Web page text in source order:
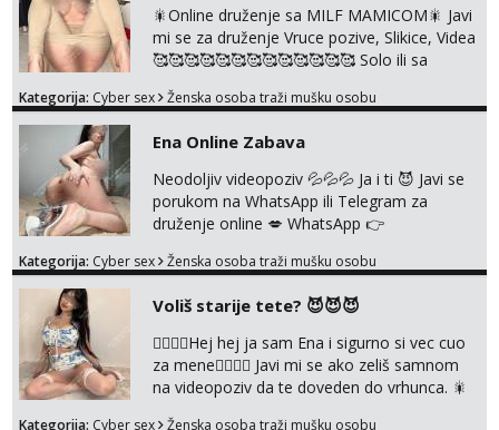
Volim vruće u porukama uz pokoju fotku.
Radim slikice i videa po tvojoj želji te imam
raznih mater...
🎇Online druženje sa MILF MAMICOM🎇 Javi
mi se za druženje Vruce pozive, Slikice, Videa
🥰🥰🥰🥰🥰🥰🥰🥰🥰🥰🥰🥰🥰 Solo ili sa
WhatsApp ili Telegram WhatsApp 👉
@enafriedrichkis 🤬NE RADIM SASTANKE I
DRUZENJA UZIVO🤬
Kategorija: Cyber sex Ženska osoba traži mušku osobu
Ena Online Zabava
Neodoljiv videopoziv 💦💦💦 Ja i ti 😈 Javi se
porukom na WhatsApp ili Telegram za
druženje online 💋 WhatsApp 👉
@enafriedrichkis NEE radimo sastnke uzivo
Kategorija: Cyber sex Ženska osoba traži mušku osobu
Voliš starije tete? 😈😈😈
❤️‍🔥❤️‍🔥Hej hej ja sam Ena i sigurno si vec cuo
za mene❤️‍🔥❤️‍🔥 Javi mi se ako zeliš samnom
na videopoziv da te doveden do vrhunca. 🎇
Kategorija: Cyber sex Ženska osoba traži mušku osobu